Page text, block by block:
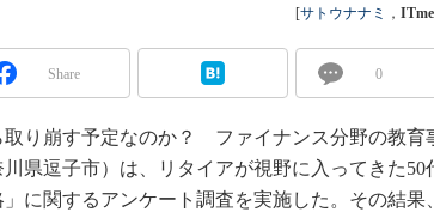
[サトウナナミ ，
Share 0
り崩す予定なのか？ ファイナンス分野の教育
県逗子市）は、リタイアが視野に入ってきた50
に関するアンケート調査を実施した。その結果、